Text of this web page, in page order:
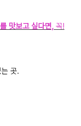
맛보고 싶다면, 꼭!
곳.